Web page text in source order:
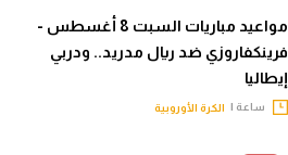
مواعيد مباريات السبت 8 أغسطس -
فرينكفاروزي ضد ريال مدريد.. ودربي
إيطاليا
ساعة | الكرة الأوروبية